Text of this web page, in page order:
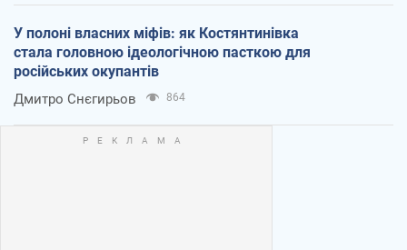
У полоні власних міфів: як Костянтинівка
стала головною ідеологічною пасткою для
російських окупантів
Дмитро Снєгирьов 864